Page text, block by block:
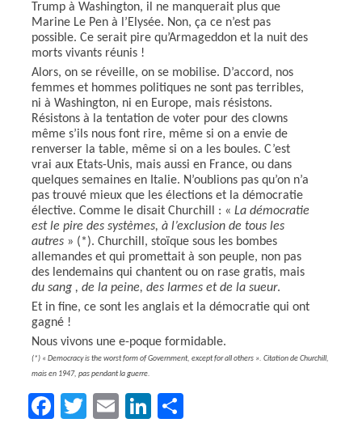
Trump à Washington, il ne manquerait plus que
Marine Le Pen à l’Elysée. Non, ça ce n’est pas
possible. Ce serait pire qu’Armageddon et la nuit des
morts vivants réunis !
Alors, on se réveille, on se mobilise. D’accord, nos
femmes et hommes politiques ne sont pas terribles,
ni à Washington, ni en Europe, mais résistons.
Résistons à la tentation de voter pour des clowns
même s’ils nous font rire, même si on a envie de
renverser la table, même si on a les boules. C’est
vrai aux Etats-Unis, mais aussi en France, ou dans
quelques semaines en Italie. N’oublions pas qu’on n’a
pas trouvé mieux que les élections et la démocratie
élective. Comme le disait Churchill : «La démocratie
est le pire des systèmes, à l’exclusion de tous les
autres » (*). Churchill, stoïque sous les bombes
allemandes et qui promettait à son peuple, non pas
des lendemains qui chantent ou on rase gratis, mais
du sang , de la peine, des larmes et de la sueur.
Et in fine, ce sont les anglais et la démocratie qui ont
gagné !
Nous vivons une e-poque formidable.
(*) « Democracy is the worst form of Government, except for all others ». Citation de Churchill,
mais en 1947, pas pendant la guerre.
Facebook
Twitter
EmailLinkedIn